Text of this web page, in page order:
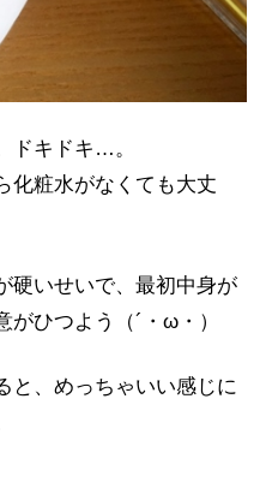
ドキドキ…。
化粧水がなくても大丈
硬いせいで、最初中身が
ひつよう（´・ω・）
と、めっちゃいい感じに